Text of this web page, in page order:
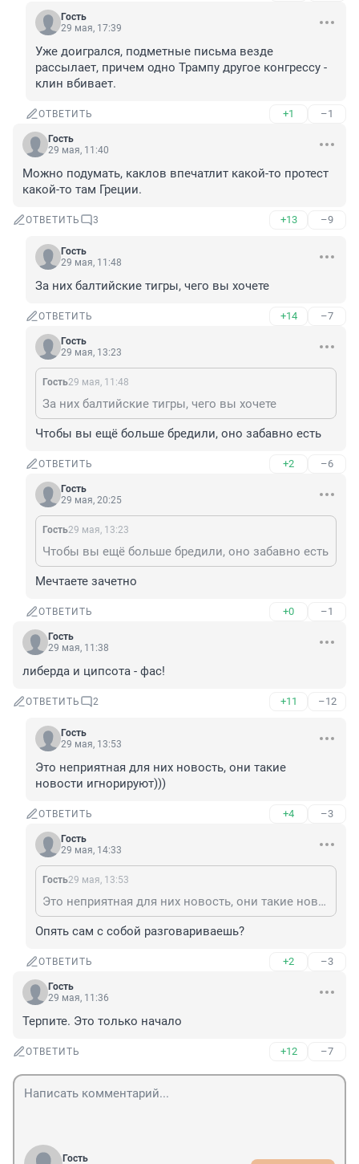
Гость
29 мая, 17:39
Уже доигрался, подметные письма везде
рассылает, причем одно Трампу другое конгрессу -
клин вбивает.
ОТВЕТИТЬ +1 –1
Гость
29 мая, 11:40
Можно подумать, каклов впечатлит какой-то протест
какой-то там Греции.
ОТВЕТИТЬ 3 +13 –9
Гость
29 мая, 11:48
За них балтийские тигры, чего вы хочете
ОТВЕТИТЬ +14 –7
Гость
29 мая, 13:23
Гость29 мая, 11:48
За них балтийские тигры, чего вы хочете
Чтобы вы ещё больше бредили, оно забавно есть
ОТВЕТИТЬ +2 –6
Гость
29 мая, 20:25
Гость29 мая, 13:23
Чтобы вы ещё больше бредили, оно забавно есть
Мечтаете зачетно
ОТВЕТИТЬ +0 –1
Гость
29 мая, 11:38
либерда и ципсота - фас!
ОТВЕТИТЬ 2 +11 –12
Гость
29 мая, 13:53
Это неприятная для них новость, они такие
новости игнорируют)))
ОТВЕТИТЬ +4 –3
Гость
29 мая, 14:33
Гость29 мая, 13:53
Это неприятная для них новость, они такие новости игнорируют)))
Опять сам с собой разговариваешь?
ОТВЕТИТЬ +2 –3
Гость
29 мая, 11:36
Терпите. Это только начало
ОТВЕТИТЬ +12 –7
Гость